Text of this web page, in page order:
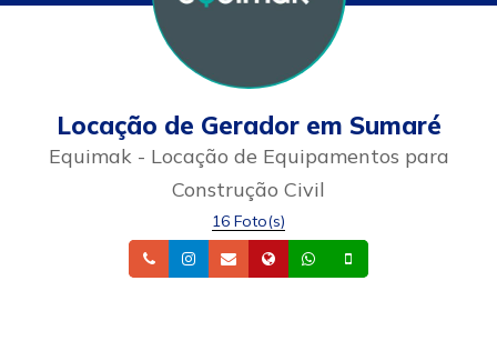
Locação de Gerador em Sumaré
Equimak - Locação de Equipamentos para
Construção Civil
16 Foto(s)
TelefoneInstagram
Email Site Whatsapp